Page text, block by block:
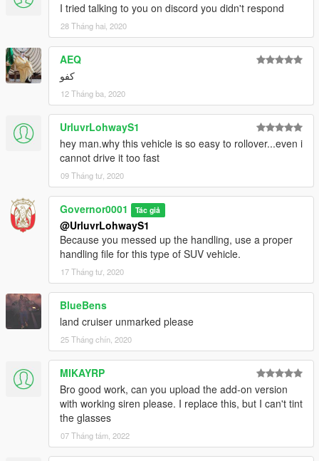
I tried talking to you on discord you didn't respond
28 Tháng hai, 2020
AEQ
كفو
12 Tháng ba, 2020
UrluvrLohwayS1
hey man.why this vehicle is so easy to rollover...even i
cannot drive it too fast
09 Tháng tư, 2020
Governor0001 Tác giả
@UrluvrLohwayS1
Because you messed up the handling, use a proper
handling file for this type of SUV vehicle.
17 Tháng tư, 2020
BlueBens
land cruiser unmarked please
25 Tháng chín, 2020
MIKAYRP
Bro good work, can you upload the add-on version
with working siren please. I replace this, but I can't tint
the glasses
07 Tháng tám, 2022